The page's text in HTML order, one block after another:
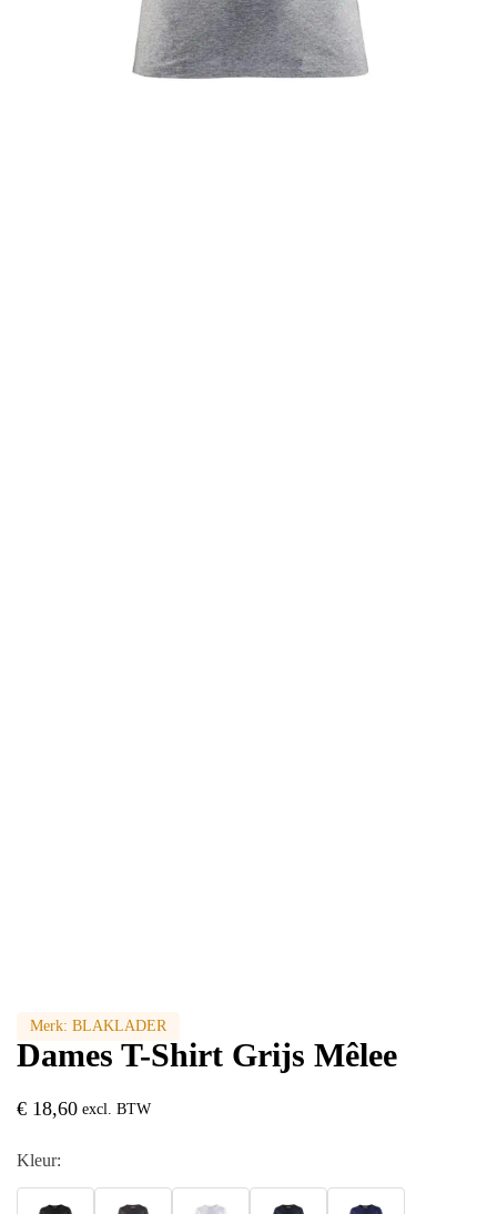
Merk: BLAKLADER
Dames T-Shirt Grijs Mêlee
€ 18,60 excl. BTW
Kleur: